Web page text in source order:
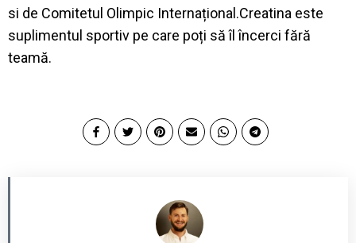
si de Comitetul Olimpic Internațional.Creatina este
suplimentul sportiv pe care poți să îl încerci fără
teamă.